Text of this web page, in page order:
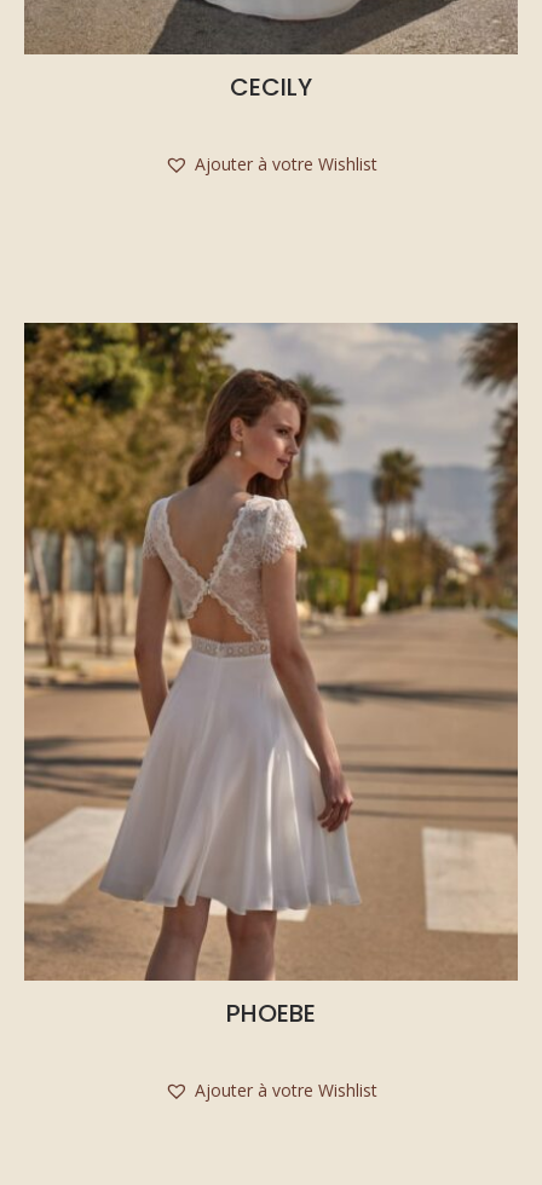
CECILY
Ajouter à votre Wishlist
PHOEBE
Ajouter à votre Wishlist